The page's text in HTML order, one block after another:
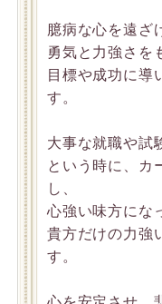
臆病な心を遠ざ
勇気と力強さを
目標や成功に導
す。
大事な就職や試
という時に、カ
し、
心強い味方にな
貴方だけの力強
す。